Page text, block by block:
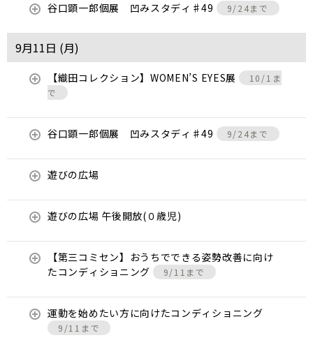
谷口顕一郎個展 凹みスタディ♯49 9/24まで
9月11日 (月)
【織田コレクション】WOMEN’S EYES展
10/1ま
で
谷口顕一郎個展 凹みスタディ♯49 9/24まで
遊びの広場
遊びの広場 午後開放(０歳児)
【第三コミセン】おうちでできる姿勢改善に向け
たコンディショニング
9/11まで
運動を始めたい方に向けたコンディショニング
9/11まで